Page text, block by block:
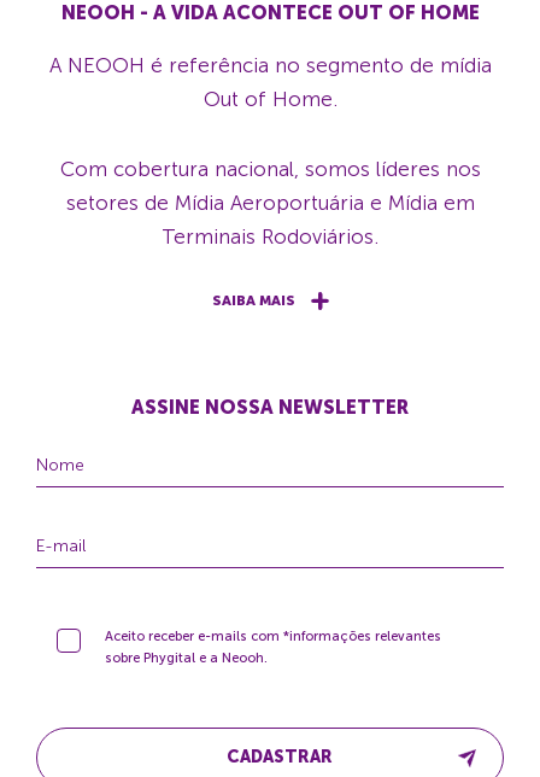
NEOOH - A VIDA ACONTECE OUT OF HOME
A NEOOH é referência no segmento de mídia
Out of Home.
Com cobertura nacional, somos líderes nos
setores de Mídia Aeroportuária e Mídia em
Terminais Rodoviários.
SAIBA MAIS
ASSINE NOSSA NEWSLETTER
Aceito receber e-mails com *informações relevantes
sobre Phygital e a Neooh.
CADASTRAR